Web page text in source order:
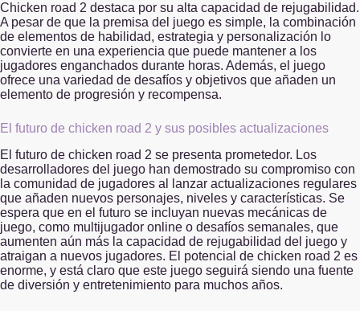
Chicken road 2 destaca por su alta capacidad de rejugabilidad.
A pesar de que la premisa del juego es simple, la combinación
de elementos de habilidad, estrategia y personalización lo
convierte en una experiencia que puede mantener a los
jugadores enganchados durante horas. Además, el juego
ofrece una variedad de desafíos y objetivos que añaden un
elemento de progresión y recompensa.
El futuro de chicken road 2 y sus posibles actualizaciones
El futuro de chicken road 2 se presenta prometedor. Los
desarrolladores del juego han demostrado su compromiso con
la comunidad de jugadores al lanzar actualizaciones regulares
que añaden nuevos personajes, niveles y características. Se
espera que en el futuro se incluyan nuevas mecánicas de
juego, como multijugador online o desafíos semanales, que
aumenten aún más la capacidad de rejugabilidad del juego y
atraigan a nuevos jugadores. El potencial de chicken road 2 es
enorme, y está claro que este juego seguirá siendo una fuente
de diversión y entretenimiento para muchos años.